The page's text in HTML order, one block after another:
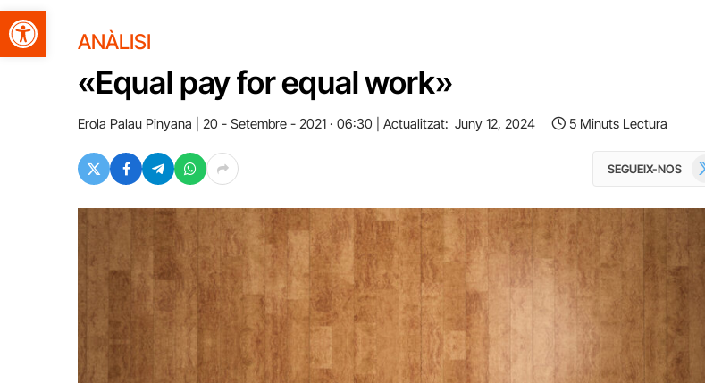
Obre la barra d'eines
ANÀLISI
«Equal pay for equal work»
Erola Palau Pinyana 20 - Setembre - 2021 · 06:30 Actualitzat: Juny 12, 2024 5 Minuts Lectura
SEGUEIX-NOS